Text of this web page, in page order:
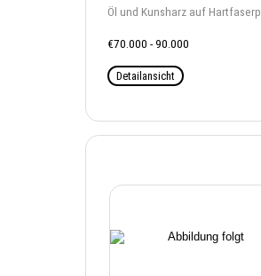
Öl und Kunsharz auf
€70.000 - 90.000
Detailansicht